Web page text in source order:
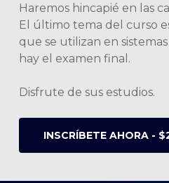
Haremos hincapié en las
El último tema del curso
que se utilizan en
hay el examen final.
Disfrute de sus estudios.
INSCRÍBETE AHORA -